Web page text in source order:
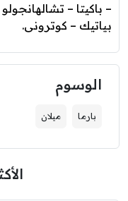
– باكيتا –
بياتيك – كوترونى.
الوسوم
بارما ميلان